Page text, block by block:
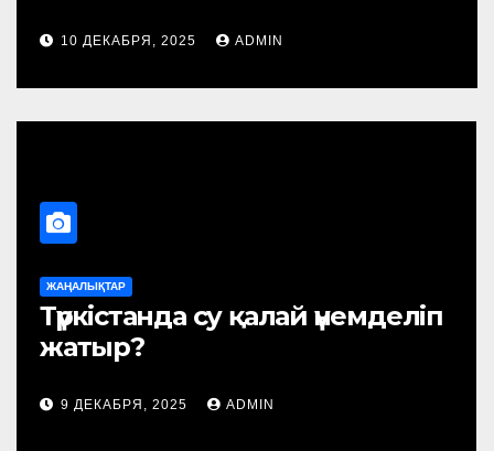
10 ДЕКАБРЯ, 2025 ADMIN
жылдан бастап ажырасу,
пен жүргізуші куәлігін
қымбаттайды
2025 ADMIN